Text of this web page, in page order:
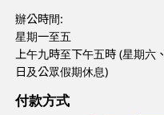
辦公時間:
星期一至五
上午九時至下午五時 (星期六、
日及公眾假期休息)
付款方式